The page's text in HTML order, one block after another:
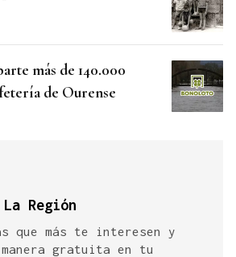
más de 140.000
de Ourense
Región
que más te interesen y
gratuita en tu